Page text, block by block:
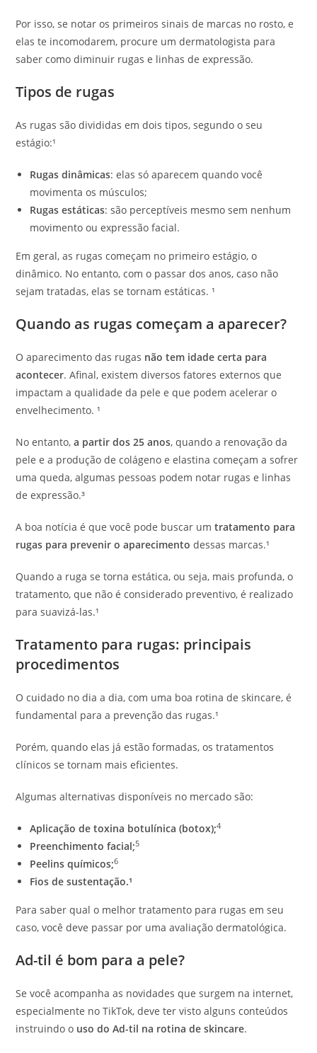
Por isso, se notar os primeiros sinais de marcas no rosto, e
elas te incomodarem, procure um dermatologista para
saber como diminuir rugas e linhas de expressão.
Tipos de rugas
As rugas são divididas em dois tipos, segundo o seu
estágio:¹
Rugas dinâmicas: elas só aparecem quando você
movimenta os músculos;
Rugas estáticas: são perceptíveis mesmo sem nenhum
movimento ou expressão facial.
Em geral, as rugas começam no primeiro estágio, o
dinâmico. No entanto, com o passar dos anos, caso não
sejam tratadas, elas se tornam estáticas. ¹
Quando as rugas começam a aparecer?
O aparecimento das rugas não tem idade certa para
acontecer. Afinal, existem diversos fatores externos que
impactam a qualidade da pele e que podem acelerar o
envelhecimento. ¹
No entanto,a partir dos 25 anos, quando a renovação da
pele e a produção de colágeno e elastina começam a sofrer
uma queda, algumas pessoas podem notar rugas e linhas
de expressão.³
A boa notícia é que você pode buscar umtratamento para
rugas para prevenir o aparecimento dessas marcas.¹
Quando a ruga se torna estática, ou seja, mais profunda, o
tratamento, que não é considerado preventivo, é realizado
para suavizá-las.¹
Tratamento para rugas: principais
procedimentos
O cuidado no dia a dia, com uma boa rotina de skincare, é
fundamental para a prevenção das rugas.¹
Porém, quando elas já estão formadas, os tratamentos
clínicos se tornam mais eficientes.
Algumas alternativas disponíveis no mercado são:
Aplicação de toxina botulínica (botox);4
Preenchimento facial;5
Peelins químicos;6
Fios de sustentação.¹
Para saber qual o melhor tratamento para rugas em seu
caso, você deve passar por uma avaliação dermatológica.
Ad-til é bom para a pele?
Se você acompanha as novidades que surgem na internet,
especialmente no TikTok, deve ter visto alguns conteúdos
instruindo o uso do Ad-til na rotina de skincare.